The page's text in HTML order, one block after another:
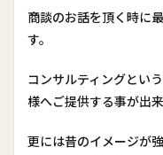
商談のお話を頂く時に
す。
コンサルティングとい
様へご提供する事が出来
更には昔のイメージが